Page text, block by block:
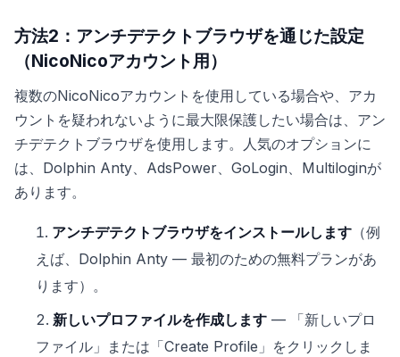
方法2：アンチデテクトブラウザを通じた設定
（NicoNicoアカウント用）
複数のNicoNicoアカウントを使用している場合や、アカ
ウントを疑われないように最大限保護したい場合は、アン
チデテクトブラウザを使用します。人気のオプションに
は、Dolphin Anty、AdsPower、GoLogin、Multiloginが
あります。
アンチデテクトブラウザをインストールします （例
えば、Dolphin Anty — 最初のための無料プランがあ
ります）。
新しいプロファイルを作成します — 「新しいプロ
ファイル」または「Create Profile」をクリックしま